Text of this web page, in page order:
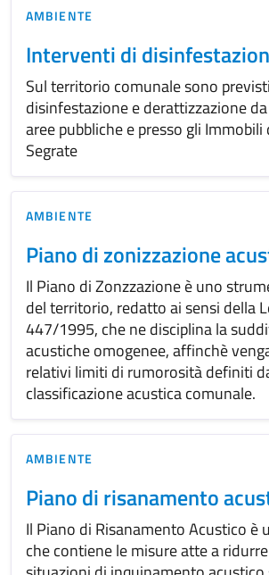
AMBIENTE
Interventi di
Sul territorio comunale sono
disinfestazione e derattizzazione
aree pubbliche e presso gli
Segrate
AMBIENTE
Piano di zonizzazione
Il Piano di Zonzzazione è uno
del territorio, redatto ai sensi della
447/1995, che ne disciplina la
acustiche omogenee, affinchè
relativi limiti di rumorosità definiti
classificazione acustica comunale.
AMBIENTE
Piano di risanamento
Il Piano di Risanamento Acustico è
che contiene le misure atte a